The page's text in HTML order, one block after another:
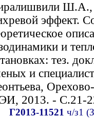
эффект.
и
тез.
и
2013. - С.21-
Г2013-11521 ч/з1